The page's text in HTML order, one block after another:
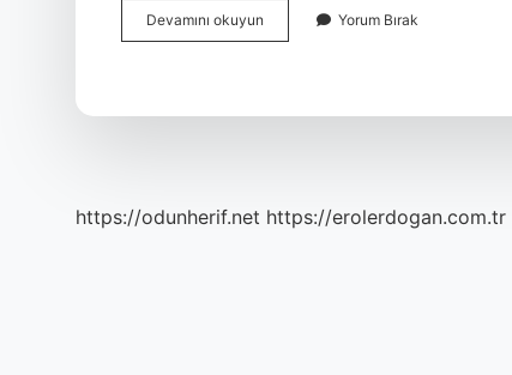
Devamını okuyun
Ses
Yorum Bırak
https://odunherif.net https://erolerdogan.com.tr